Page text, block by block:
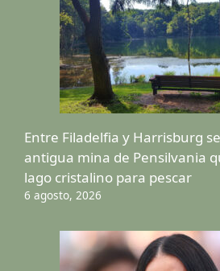
Entre Filadelfia y Harrisburg
antigua mina de Pensilvania
lago cristalino para pescar
6 agosto, 2026